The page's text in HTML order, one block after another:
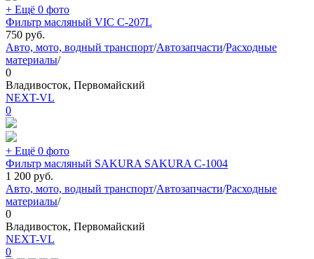
+ Ещё 0 фото
Фильтр масляный VIC C-207L
750 руб.
Авто, мото, водный транспорт/Автозапчасти/Расходные
материалы/
0
Владивосток, Первомайский
NEXT-VL
0
+ Ещё 0 фото
Фильтр масляный SAKURA SAKURA C-1004
1 200 руб.
Авто, мото, водный транспорт/Автозапчасти/Расходные
материалы/
0
Владивосток, Первомайский
NEXT-VL
0